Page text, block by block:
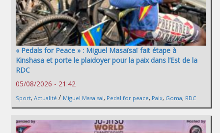
« Pedals for Peace » : Miguel Masaïsaï fait étape à
Kinshasa et porte le plaidoyer pour la paix dans l’Est de la
RDC
05/08/2026 - 21:42
Sport, Actualité / Miguel Masaisai, Pedal for peace, Paix, Goma, RDC